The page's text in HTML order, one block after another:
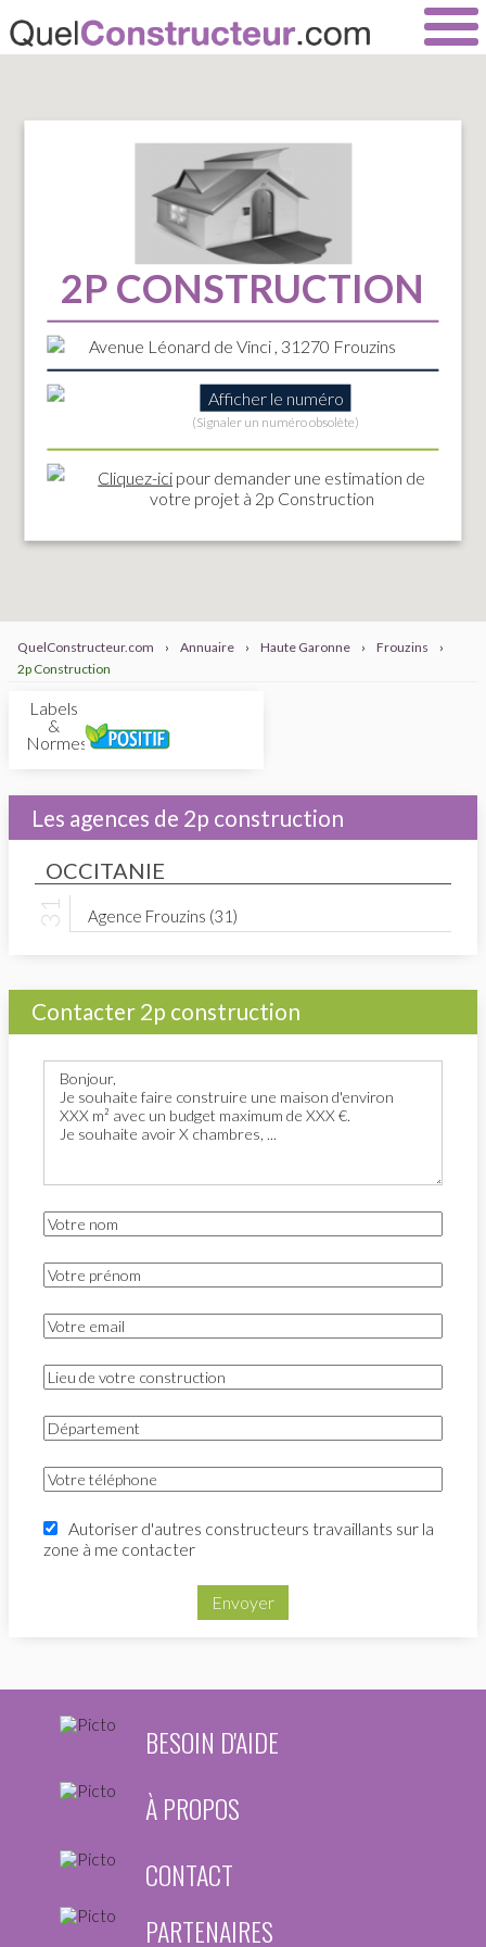
2P CONSTRUCTION
Avenue Léonard de Vinci , 31270 Frouzins
Afficher le numéro
(Signaler un numéro obsolète)
Cliquez-ici pour demander une estimation de
votre projet à 2p Construction
QuelConstructeur.com › Annuaire › Haute Garonne › Frouzins
›
2p Construction
Labels
&
Normes
Les agences de 2p construction
OCCITANIE
Agence Frouzins (31)
Contacter 2p construction
Autoriser d'autres constructeurs travaillants sur la
zone à me contacter
Envoyer
BESOIN D'AIDE
À PROPOS
CONTACT
PARTENAIRES